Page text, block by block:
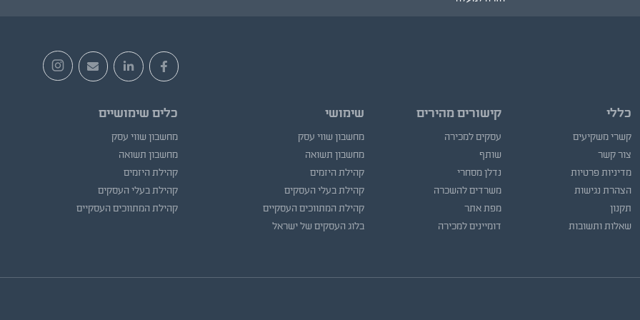
כללי
קשרי משקיעים
צור קשר
מדיניות פרטיות
הצהרת נגישות
תקנון
שאלות ותשובות
קישורים מהירים
עסקים למכירה
שותף
נדלן מסחרי
משרדים להשכרה
מפת אתר
דומיינים למכירה
שימושי
מחשבון שווי עסק
מחשבון תשואה
קהילת היזמים
קהילת בעלי העסקים
קהילת המתווכים העסקיים
בלוג העסקים של ישראל
כלים שימושיים
מחשבון שווי עסק
מחשבון תשואה
קהילת היזמים
קהילת בעלי העסקים
קהילת המתווכים העסקיים